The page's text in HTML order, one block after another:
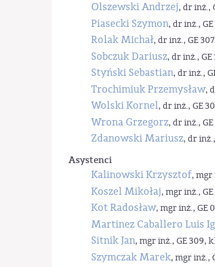
Olszewski Andrzej, dr inż.,
Piasecki Szymon, dr inż.,
Rolak Michał, dr inż., GE
Sobczuk Dariusz, dr inż.,
Styński Sebastian, dr inż.,
Trochimiuk Przemysław,
Wolski Kornel, dr inż., GE
Wrona Grzegorz, dr inż.,
Zdanowski Mariusz, dr
Asystenci
Kalinowski Krzysztof, mgr
Koszel Mikołaj, mgr inż.,
Kot Radosław, mgr inż., GE
Martinez Caballero Luis
Sitnik Jan, mgr inż., GE 309,
Szymczak Marek, mgr inż.,